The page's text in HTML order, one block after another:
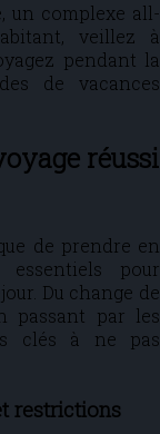
un complexe all-
veillez à
pendant la
de vacances
réussi
de prendre en
essentiels pour
Du change de
passant par les
clés à ne pas
restrictions